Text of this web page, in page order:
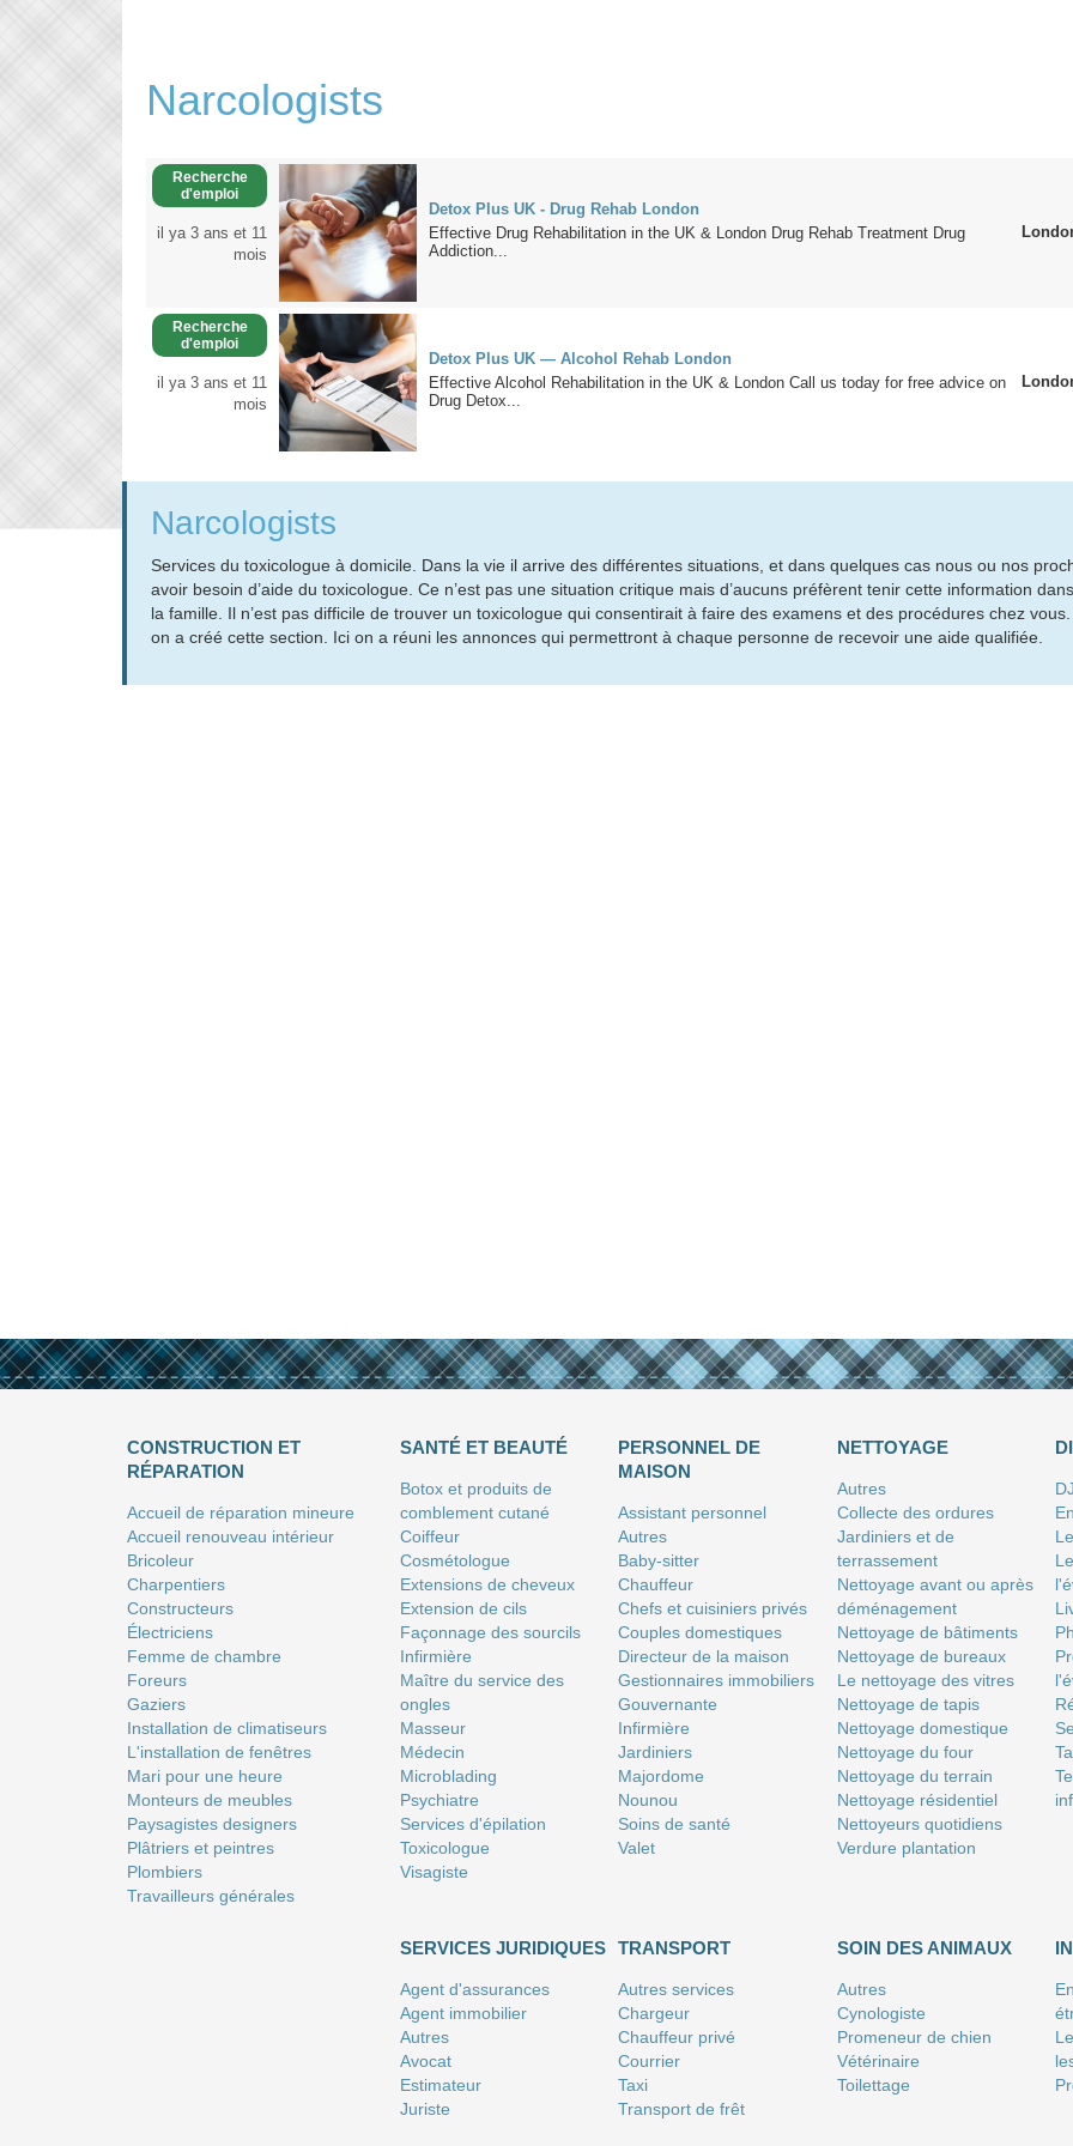
Narcologists
Recherche
d'emploi
il ya 3 ans et 11
mois
Detox Plus UK - Drug Rehab London
Effective Drug Rehabilitation in the UK & London Drug Rehab Treatment Drug
Addiction...
Recherche
d'emploi
il ya 3 ans et 11
mois
Detox Plus UK — Alcohol Rehab London
Effective Alcohol Rehabilitation in the UK & London Call us today for free advice on
Drug Detox...
Narcologists
Services du toxicologue à domicile. Dans la vie il arrive des différentes situations, et dans quelques cas nous ou nos
avoir besoin d’aide du toxicologue. Ce n’est pas une situation critique mais d’aucuns préfèrent tenir cette information
la famille. Il n’est pas difficile de trouver un toxicologue qui consentirait à faire des examens et des procédures chez
on a créé cette section. Ici on a réuni les annonces qui permettront à chaque personne de recevoir une aide qualifiée.
CONSTRUCTION ET
RÉPARATION
Accueil de réparation mineure
Accueil renouveau intérieur
Bricoleur
Charpentiers
Constructeurs
Électriciens
Femme de chambre
Foreurs
Gaziers
Installation de climatiseurs
L'installation de fenêtres
Mari pour une heure
Monteurs de meubles
Paysagistes designers
Plâtriers et peintres
Plombiers
Travailleurs générales
SANTÉ ET BEAUTÉ
Botox et produits de
comblement cutané
Coiffeur
Сosmétologue
Extensions de cheveux
Extension de cils
Façonnage des sourcils
Infirmière
Maître du service des
ongles
Masseur
Médecin
Microblading
Psychiatre
Services d'épilation
Toxicologue
Visagiste
PERSONNEL DE
MAISON
Assistant personnel
Autres
Baby-sitter
Chauffeur
Chefs et cuisiniers privés
Couples domestiques
Directeur de la maison
Gestionnaires immobiliers
Gouvernante
Infirmière
Jardiniers
Majordome
Nounou
Soins de santé
Valet
NETTOYAGE
Autres
Collecte des ordures
Jardiniers et de
terrassement
Nettoyage avant ou après
déménagement
Nettoyage de bâtiments
Nettoyage de bureaux
Le nettoyage des vitres
Nettoyage de tapis
Nettoyage domestique
Nettoyage du four
Nettoyage du terrain
Nettoyage résidentiel
Nettoyeurs quotidiens
Verdure plantation
DJ
SERVICES JURIDIQUES
Agent d'assurances
Agent immobilier
Autres
Avocat
Estimateur
Juriste
TRANSPORT
Autres services
Chargeur
Chauffeur privé
Courrier
Taxi
Transport de frêt
SOIN DES ANIMAUX
Autres
Cynologiste
Promeneur de chien
Vétérinaire
Toilettage